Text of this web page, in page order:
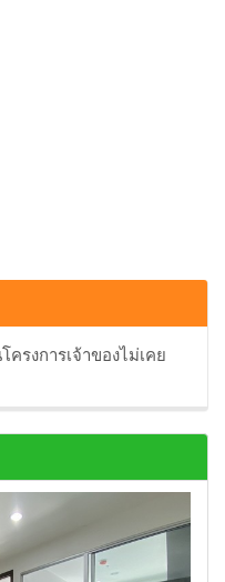
รงการเจ้าของไม่เคย